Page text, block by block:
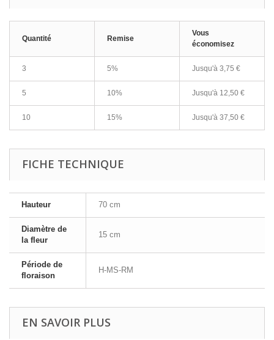
Quantité Remise
Vous
économisez
3 5% Jusqu'à 3,75 €
5 10% Jusqu'à 12,50 €
10 15% Jusqu'à 37,50 €
FICHE TECHNIQUE
Hauteur 70 cm
Diamètre de
la fleur
15 cm
Période de
floraison
H-MS-RM
EN SAVOIR PLUS